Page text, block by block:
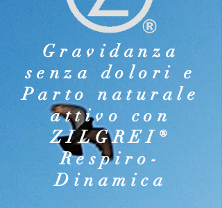
Gravidanza
senza dolori e
Parto naturale
attivo con
ZILGREI®
Respiro-
Dinamica